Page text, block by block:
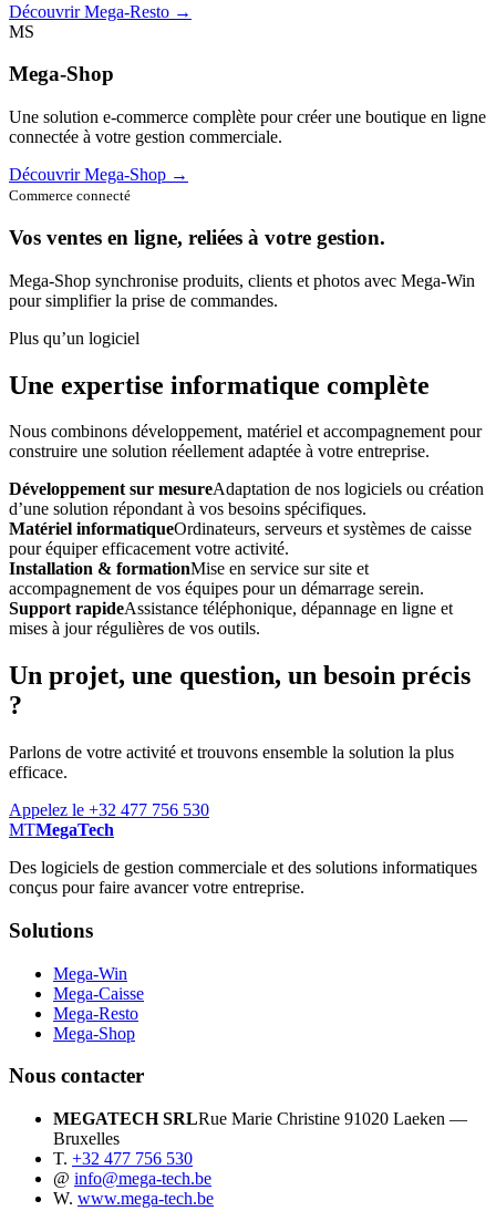
Découvrir Mega-Resto →
MS
Mega-Shop
Une solution e-commerce complète pour créer une boutique en ligne
connectée à votre gestion commerciale.
Découvrir Mega-Shop →
Commerce connecté
Vos ventes en ligne, reliées à votre gestion.
Mega-Shop synchronise produits, clients et photos avec Mega-Win
pour simplifier la prise de commandes.
Plus qu’un logiciel
Une expertise informatique complète
Nous combinons développement, matériel et accompagnement pour
construire une solution réellement adaptée à votre entreprise.
Développement sur mesureAdaptation de nos logiciels ou création
d’une solution répondant à vos besoins spécifiques.
Matériel informatiqueOrdinateurs, serveurs et systèmes de caisse
pour équiper efficacement votre activité.
Installation & formationMise en service sur site et
accompagnement de vos équipes pour un démarrage serein.
Support rapideAssistance téléphonique, dépannage en ligne et
mises à jour régulières de vos outils.
Un projet, une question, un besoin précis
?
Parlons de votre activité et trouvons ensemble la solution la plus
efficace.
Appelez le +32 477 756 530
MTMegaTech
Des logiciels de gestion commerciale et des solutions informatiques
conçus pour faire avancer votre entreprise.
Solutions
Mega-Win
Mega-Caisse
Mega-Resto
Mega-Shop
Nous contacter
MEGATECH SRLRue Marie Christine 91020 Laeken —
Bruxelles
T. +32 477 756 530
@ info@mega-tech.be
W. www.mega-tech.be